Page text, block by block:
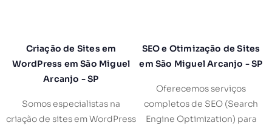
Criação de Sites em
WordPress em São Miguel
Arcanjo - SP
Somos especialistas na
criação de sites em WordPress
SEO e Otimização de Sites
em São Miguel Arcanjo - SP
Oferecemos serviços
completos de SEO (Search
Engine Optimization) para